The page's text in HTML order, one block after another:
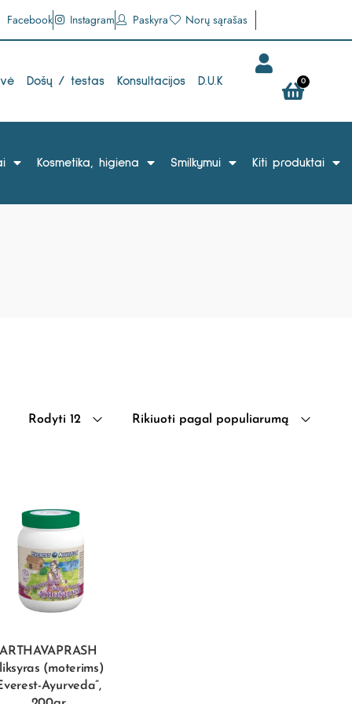
Facebook Instagram Paskyra Norų sąrašas
Došų / testas Konsultacijos D.U.K 0
Kosmetika, higiena Smilkymui Kiti produktai
Rodyti 12 Rikiuoti pagal populiarumą
ARTHAVAPRASH
(moterims)
Ayurveda”,